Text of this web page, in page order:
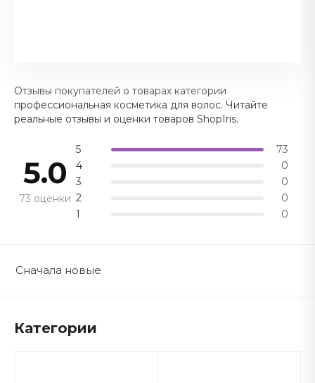
Отзывы покупателей о товарах категории
профессиональная косметика для волос. Читайте
реальные отзывы и оценки товаров ShopIris.
5.0
73 оценки
5
73
4
0
3
0
2
0
1
0
Сначала новые
Категории